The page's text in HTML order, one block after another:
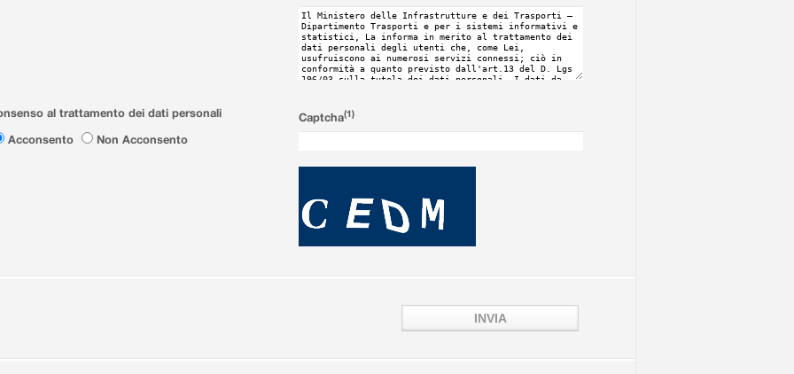
al trattamento dei dati personali
Acconsento
Non Acconsento
Captcha(1)